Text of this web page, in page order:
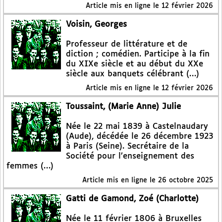
Article mis en ligne le 12 février 2026
Voisin, Georges
Professeur de littérature et de
diction ; comédien. Participe à la fin
du XIXe siècle et au début du XXe
siècle aux banquets célébrant (…)
Article mis en ligne le 12 février 2026
Toussaint, (Marie Anne) Julie
Née le 22 mai 1839 à Castelnaudary
(Aude), décédée le 26 décembre 1923
à Paris (Seine). Secrétaire de la
Société pour l’enseignement des
femmes (…)
Article mis en ligne le 26 octobre 2025
Gatti de Gamond, Zoé (Charlotte)
Née le 11 février 1806 à Bruxelles